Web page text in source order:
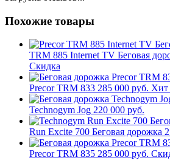
Похожие товары
TRM 885 Internet TV Беговая
Скидка
Precor TRM 833 285 000 руб. Хит
Technogym Jog 220 000 руб.
Run Excite 700 Беговая дорожка
Precor TRM 835 285 000 руб.